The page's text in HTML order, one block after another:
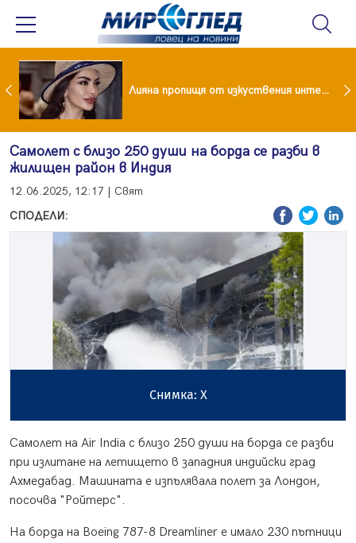
Популярен риалити герой заряза жена си заради друга Лияна пропищя от изкуствения интелект
Самолет с близо 250 души на борда се разби в
жилищен район в Индия
12.06.2025, 12:17 | Свят
СПОДЕЛИ:
Снимка: Х
Самолет на Air India с близо 250 души на борда се разби
при излитане на летището в западния индийски град
Ахмедабад. Машината е изпълявала полет за Лондон,
посочва "Ройтерс".
На борда на Boeing 787-8 Dreamliner е имало 230 пътници